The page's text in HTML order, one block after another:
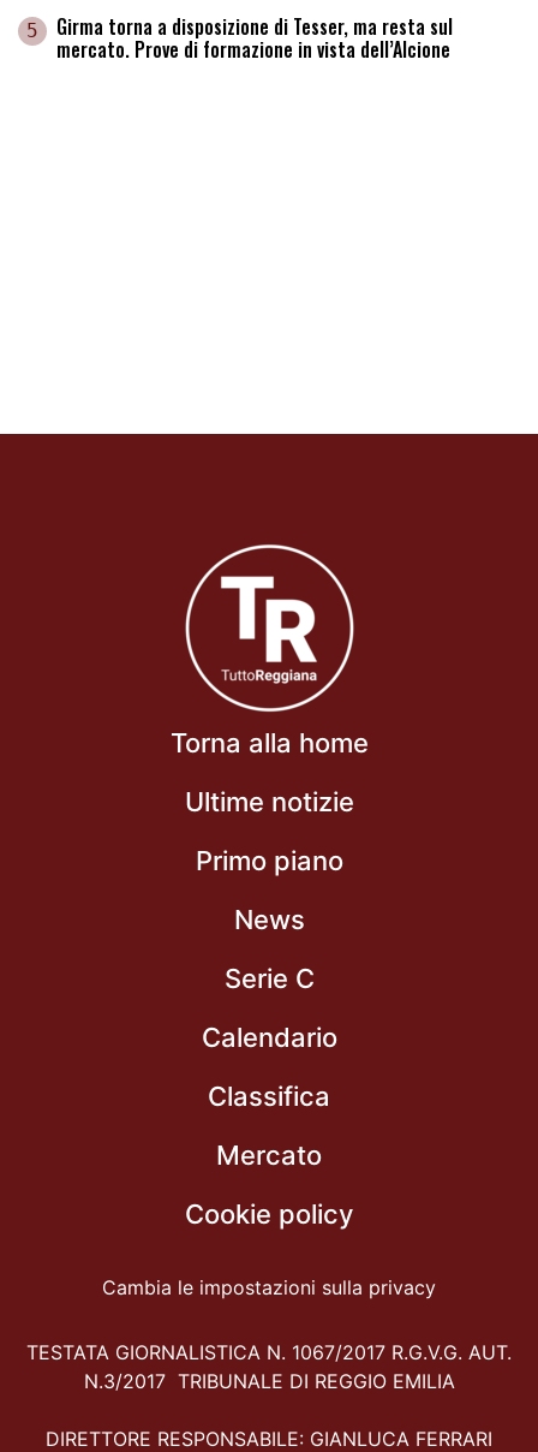
5 Girma torna a disposizione di Tesser, ma resta sul
mercato. Prove di formazione in vista dell’Alcione
Torna alla home
Ultime notizie
Primo piano
News
Serie C
Calendario
Classifica
Mercato
Cookie policy
Cambia le impostazioni sulla privacy
TESTATA GIORNALISTICA N. 1067/2017 R.G.V.G. AUT.
N.3/2017 TRIBUNALE DI REGGIO EMILIA
DIRETTORE RESPONSABILE: GIANLUCA FERRARI